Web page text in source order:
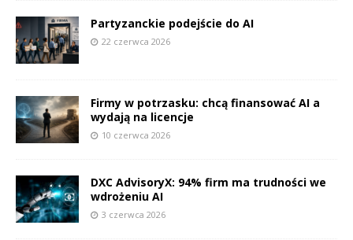
Partyzanckie podejście do AI
22 czerwca 2026
Firmy w potrzasku: chcą finansować AI a
wydają na licencje
10 czerwca 2026
DXC AdvisoryX: 94% firm ma trudności we
wdrożeniu AI
3 czerwca 2026